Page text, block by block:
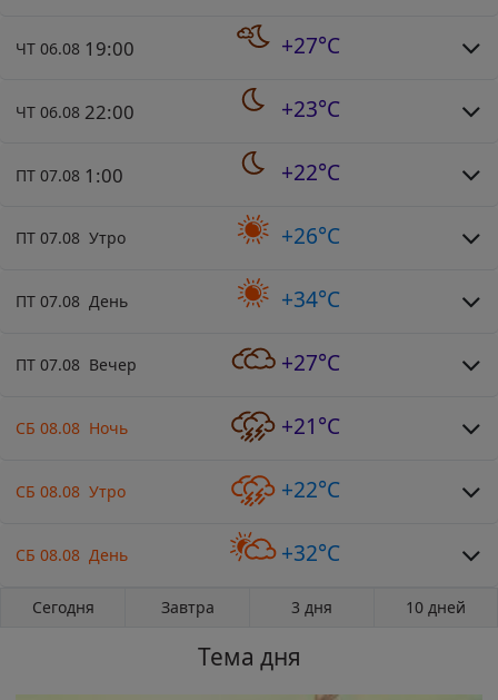
ЧТ 06.08 19:00 +27°C
ЧТ 06.08 22:00 +23°C
ПТ 07.08 1:00 +22°C
ПТ 07.08 Утро +26°C
ПТ 07.08 День +34°C
ПТ 07.08 Вечер +27°C
СБ 08.08 Ночь +21°C
СБ 08.08 Утро +22°C
СБ 08.08 День +32°C
Сегодня Завтра 3 дня 10 дней
Тема дня